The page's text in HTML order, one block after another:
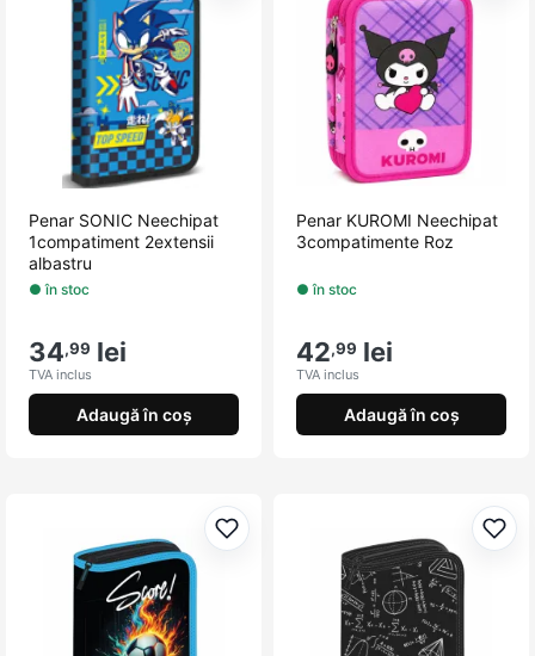
Penar SONIC Neechipat
1compatiment 2extensii
albastru
● în stoc
34,99 lei
TVA inclus
Adaugă în coș
Penar KUROMI Neechipat
3compatimente Roz
● în stoc
42,99 lei
TVA inclus
Adaugă în coș
Adaugă la favorite